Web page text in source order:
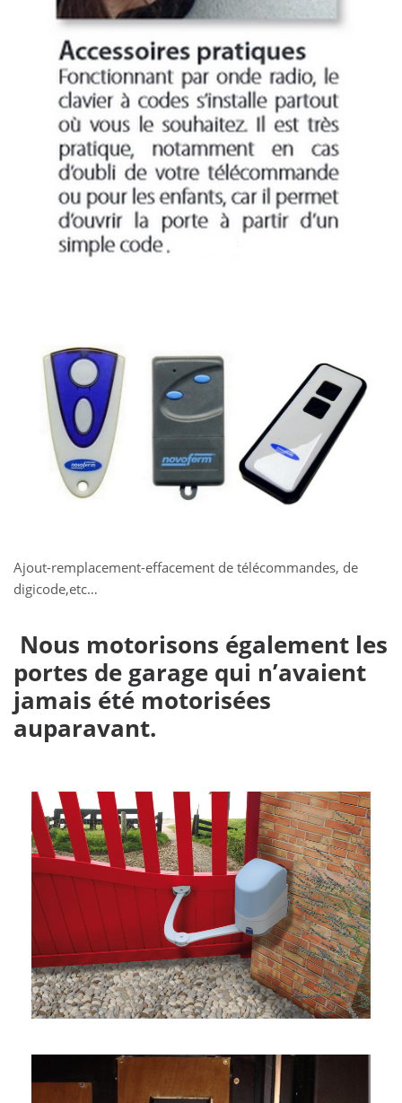
Ajout-remplacement-effacement de télécommandes, de
digicode,etc…
Nous motorisons également les
portes de garage qui n’avaient
jamais été motorisées
auparavant.